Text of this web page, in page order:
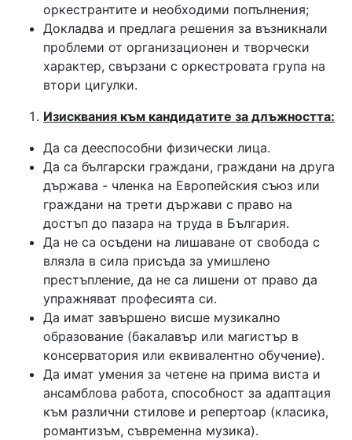
оркестрантите и необходими попълнения;
Докладва и предлага решения за възникнали
проблеми от организационен и творчески
характер, свързани с оркестровата група на
втори цигулки.
Изисквания към кандидатите за длъжността:
Да са дееспособни физически лица.
Да са български граждани, граждани на друга
държава - членка на Европейския съюз или
граждани на трети държави с право на
достъп до пазара на труда в България.
Да не са осъдени на лишаване от свобода с
влязла в сила присъда за умишлено
престъпление, да не са лишени от право да
упражняват професията си.
Да имат завършено висше музикално
образование (бакалавър или магистър в
консерватория или еквивалентно обучение).
Да имат умения за четене на прима виста и
ансамблова работа, способност за адаптация
към различни стилове и репертоар (класика,
романтизъм, съвременна музика).